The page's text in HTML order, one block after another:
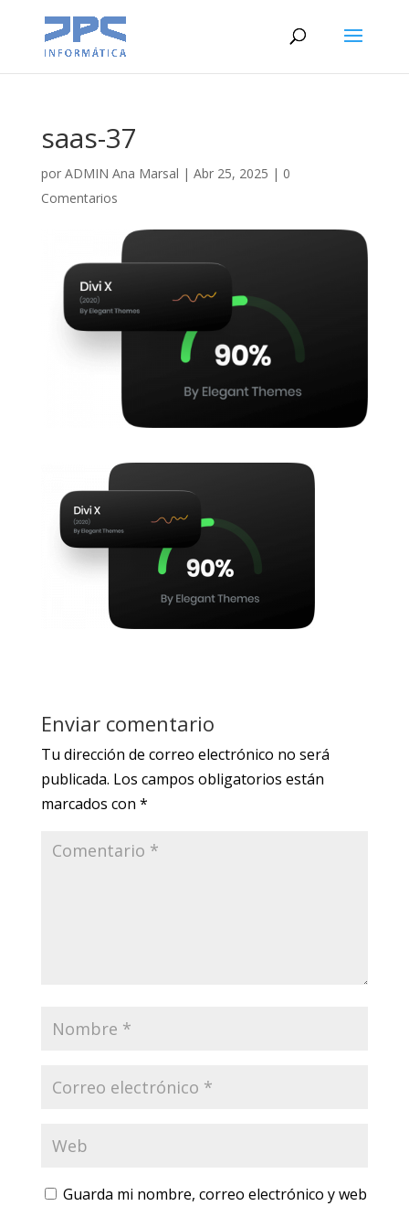
saas-37
por ADMIN Ana Marsal | Abr 25, 2025 | 0
Comentarios
Enviar comentario
Tu dirección de correo electrónico no será
publicada. Los campos obligatorios están
marcados con *
Guarda mi nombre, correo electrónico y web